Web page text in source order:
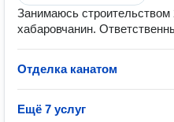
Занимаюсь строительством
хабаровчанин.
Отделка канатом
Ещё 7 услуг